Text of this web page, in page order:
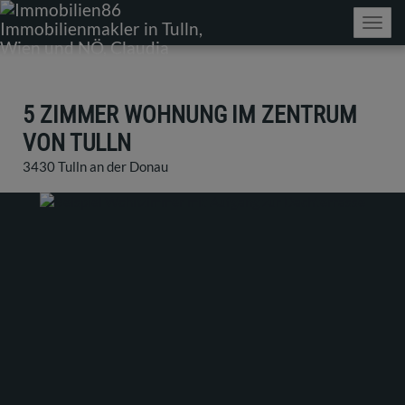
5 ZIMMER WOHNUNG IM ZENTRUM
VON TULLN
3430 Tulln an der Donau